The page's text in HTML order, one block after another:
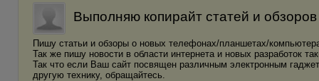
Выполняю копирайт статей и
Пишу статьи и обзоры о новых телефонах/планшетах/
Так же пишу новости в области интернета и новых разработок
Так что если Ваш сайт посвящен различным электронным
другую технику, обращайтесь.